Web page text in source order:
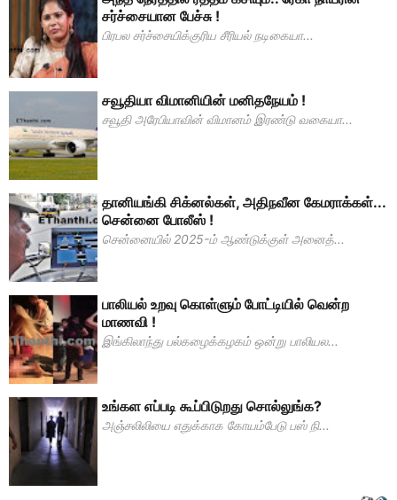
சர்ச்சையான பேச்சு !
பிரபல சர்ச்சையிக்குரிய சீரியல் நடிகையா...
சவூதியா விமானியின் மனிதநேயம் !
சவூதி அரேபியாவின் விமானம் இரண்டு வகையா...
தானியங்கி சிக்னல்கள், அதிநவீன கேமராக்கள்...
சென்னை போலீஸ் !
சென்னையில் 2025-ம் ஆண்டுக்குள் அனைத்...
பாலியல் உறவு கொள்ளும் போட்டியில் வென்ற
மாணவி !
இங்கிலாந்து பல்கழைக்கழகம் ஒன்று பாலியல...
உங்கள எப்படி கூப்பிடுறது சொல்லுங்க?
அஞ்சலிலியை எதுக்காக கோயம்பேடு பஸ் நி...